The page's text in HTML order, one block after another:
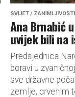
SVIJET / ZANIMLJIVOSTI
Ana Brnabić
uvijek bili
Predsjednica
boravi u
sve državne
zemlje, crvenim